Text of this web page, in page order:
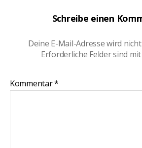
Schreibe einen
Deine E-Mail-Adresse wird
Erforderliche Felder sind mit
Kommentar*